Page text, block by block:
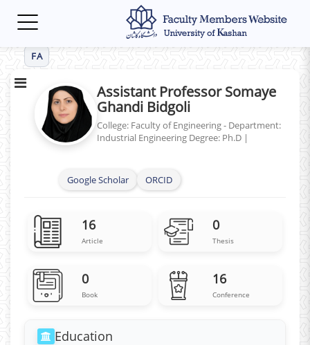
Toggle
FA
Assistant Professor Somaye
Ghandi Bidgoli
College: Faculty of Engineering - Department:
Industrial Engineering Degree: Ph.D |
Google Scholar ORCID
0
Thesis
16
Article
16
Conference
0
Book
Education